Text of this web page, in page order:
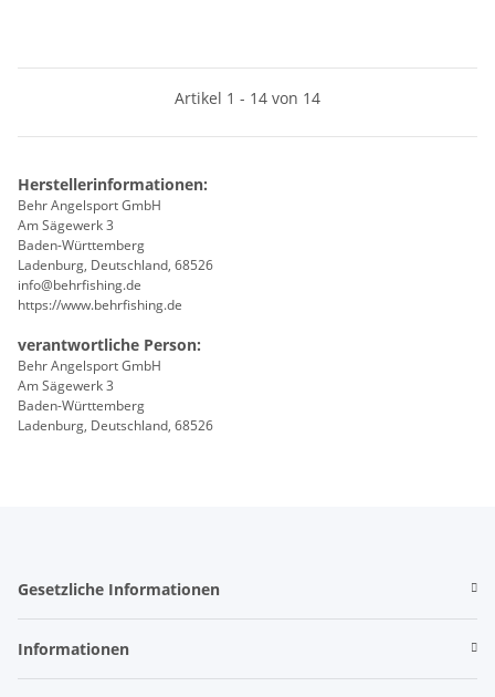
Artikel 1 - 14 von 14
Herstellerinformationen:
Behr Angelsport GmbH
Am Sägewerk 3
Baden-Württemberg
Ladenburg, Deutschland, 68526
info@behrfishing.de
https://www.behrfishing.de
verantwortliche Person:
Behr Angelsport GmbH
Am Sägewerk 3
Baden-Württemberg
Ladenburg, Deutschland, 68526
Gesetzliche Informationen
Informationen